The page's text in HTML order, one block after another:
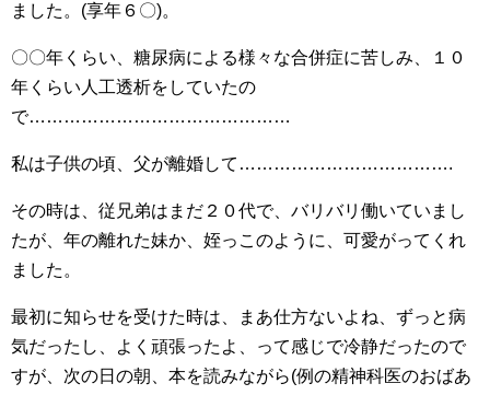
ました。(享年６〇)。
〇〇年くらい、糖尿病による様々な合併症に苦しみ、１０
年くらい人工透析をしていたの
で………………………………………
私は子供の頃、父が離婚して……………………………….
その時は、従兄弟はまだ２０代で、バリバリ働いていまし
たが、年の離れた妹か、姪っこのように、可愛がってくれ
ました。
最初に知らせを受けた時は、まあ仕方ないよね、ずっと病
気だったし、よく頑張ったよ、って感じで冷静だったので
すが、次の日の朝、本を読みながら(例の精神科医のおばあ